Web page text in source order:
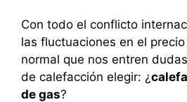
Con todo el conflicto
las fluctuaciones en el
normal que nos entren
de calefacción elegir: ¿
de gas?